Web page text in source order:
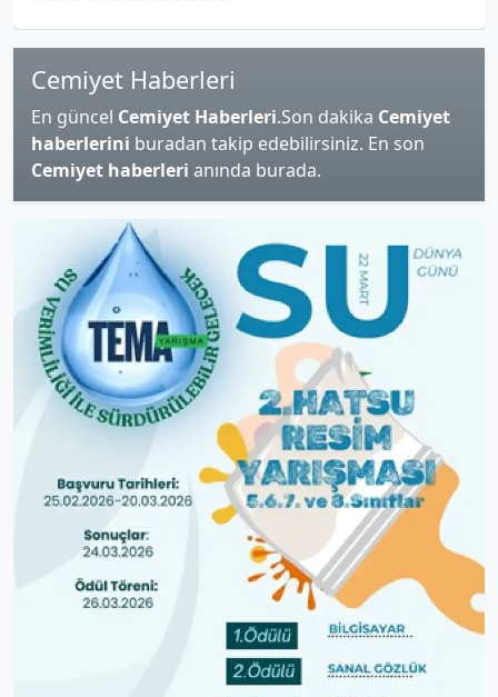
Cemiyet Haberleri
En güncel Cemiyet Haberleri.Son dakika Cemiyet
haberlerini buradan takip edebilirsiniz. En son
Cemiyet haberleri anında burada.